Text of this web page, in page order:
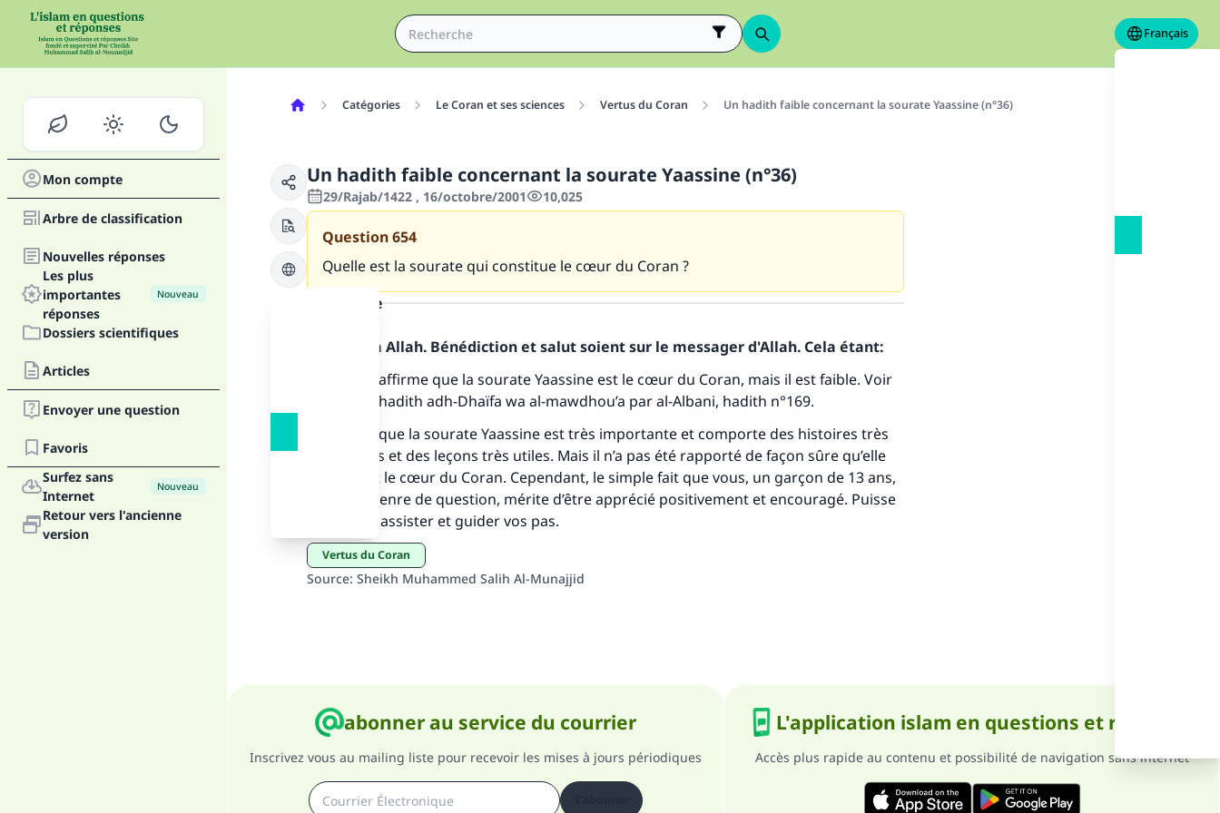
Français
Mon compte
Arbre de classification
Nouvelles réponses
Les plus
importantes
réponses
Nouveau
Dossiers scientifiques
Articles
Envoyer une question
Favoris
Surfez sans
Internet
Nouveau
Retour vers l'ancienne
version
Catégories Le Coran et ses sciences Vertus du Coran Un hadith faible concernant la sourate Yaassine (n°36)
Un hadith faible concernant la sourate Yaassine (n°36)
29/Rajab/1422 , 16/octobre/2001 10,025
Question654
Quelle est la sourate qui constitue le cœur du Coran ?
la réponse
Louange à Allah. Bénédiction et salut soient sur le messager d'Allah. Cela étant:
Un hadith affirme que la sourate Yaassine est le cœur du Coran, mais il est faible. Voir
Silsilat al-ahadith adh-Dhaïfa wa al-mawdhou’a par al-Albani, hadith n°169.
Nul doute que la sourate Yaassine est très importante et comporte des histoires très
touchantes et des leçons très utiles. Mais il n’a pas été rapporté de façon sûre qu’elle
constituait le cœur du Coran. Cependant, le simple fait que vous, un garçon de 13 ans,
posez ce genre de question, mérite d’être apprécié positivement et encouragé. Puisse
Allah vous assister et guider vos pas.
Vertus du Coran
Source: Sheikh Muhammed Salih Al-Munajjid
abonner au service du courrier
Inscrivez vous au mailing liste pour recevoir les mises à jours périodiques
L'application islam en questions et réponses
Accès plus rapide au contenu et possibilité de navigation sans internet
Faites une différence dans la vie de millions de
personnes grâce à votre contribution
Aidez nous à apporter des réponses.
Le Messager d'Allah (Paix sur lui) a dit:
"Celui qui indique une bonne action obtient la même récompense
(MOUSLIM 1893)